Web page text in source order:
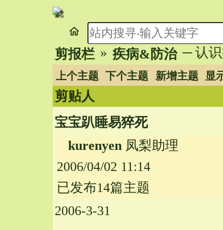
home
剪报栏 » 疾病&防治 ─ 认
上个主题 下个主题 新增主题 显
剪贴人
宝宝趴睡易猝死
kurenyen 凤梨助理
2006/04/02 11:14
已发布14篇主题
2006-3-31